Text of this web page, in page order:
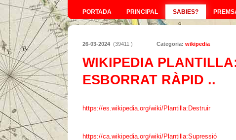
PORTADA PRINCIPAL SABIES?
26-03-2024 (39411 ) Categoria: wikipedia
WIKIPEDIA
ESBORRAT RÀPID ..
https://es.wikipedia.org/wiki/Plantilla:Destruir
https://ca.wikipedia.org/wiki/Plantilla:Supressió